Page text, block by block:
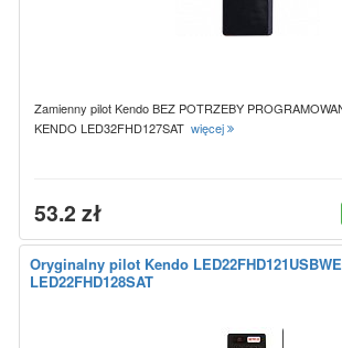
Zamienny pilot Kendo BEZ POTRZEBY
KENDO LED32FHD127SAT więcej
53.2 zł
Oryginalny pilot Kendo
LED22FHD128SAT